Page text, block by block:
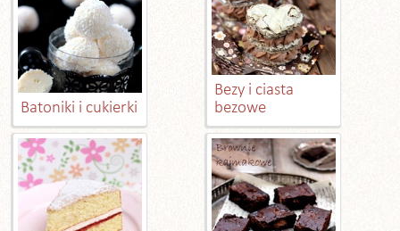
Batoniki i cukierki
Bezy i ciasta
bezowe